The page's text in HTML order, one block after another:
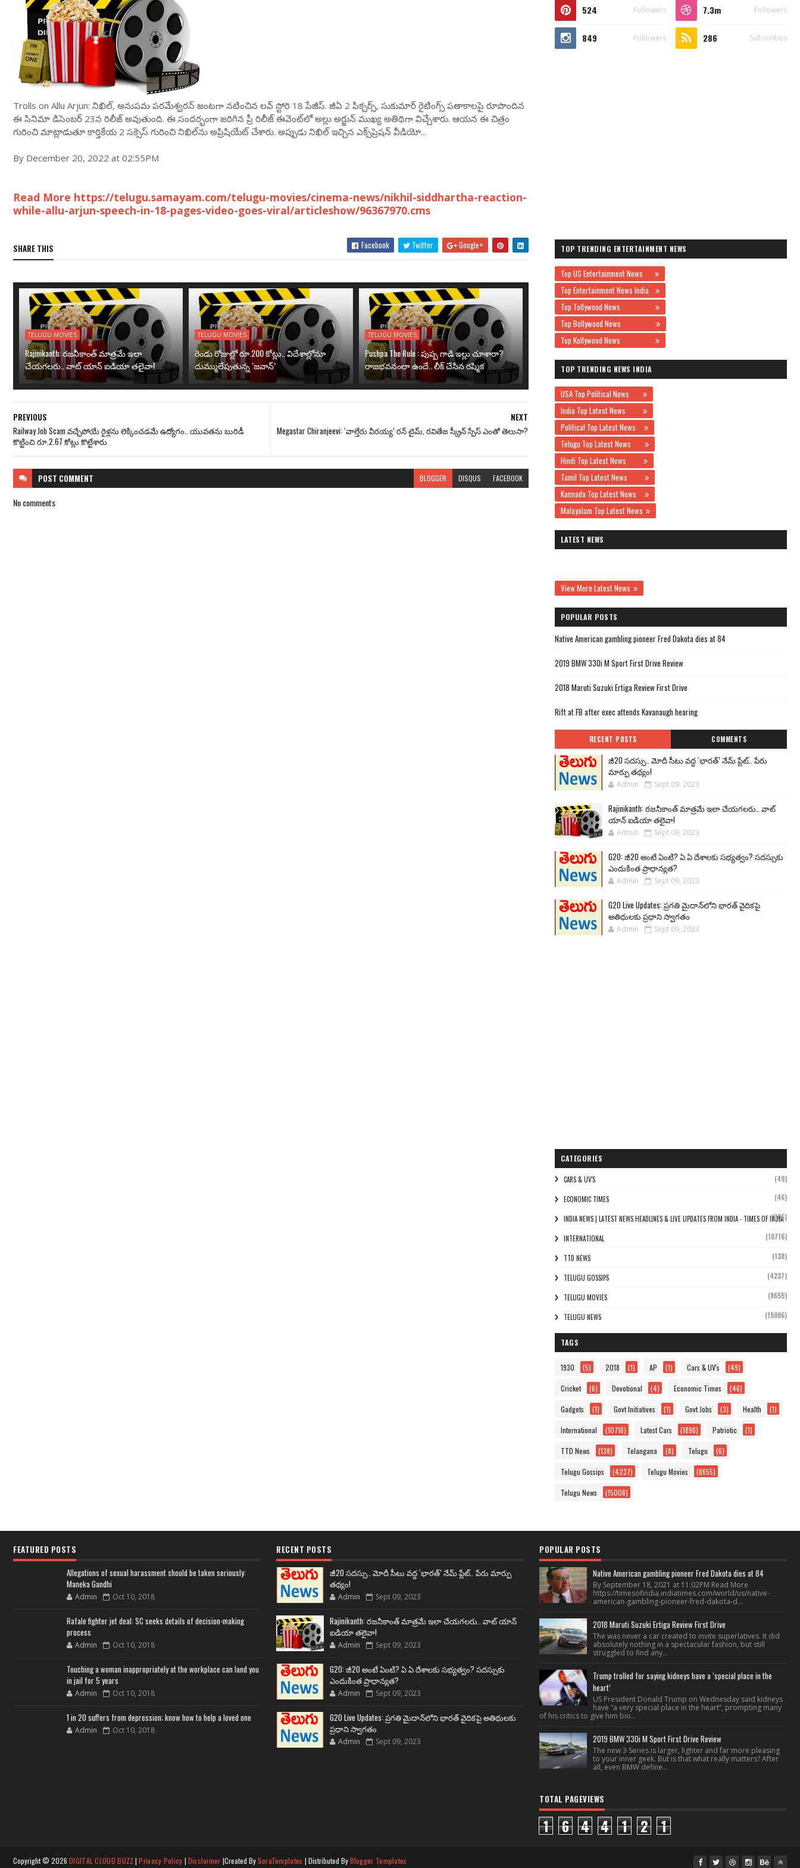
Trolls on Allu Arjun: నిఖిల్‌, అనుప‌మ ప‌ర‌మేశ్వ‌ర‌న్ జంట‌గా న‌టించిన ల‌వ్ స్టోరి 18 పేజీస్‌. జీఏ 2 పిక్చ‌ర్స్‌, సుకుమార్ రైటింగ్స్ ప‌తాకాల‌పై రూపొందిన
ఈ సినిమా డిసెంబ‌ర్ 23న రిలీజ్ అవుతుంది. ఈ సంద‌ర్భంగా జ‌రిగిన ప్రీ రిలీజ్ ఈవెంట్‌లో అల్లు అర్జున్ ముఖ్య అతిథిగా విచ్చేశారు. ఆయ‌న ఈ చిత్రం
గురించి మాట్లాడుతూ కార్తికేయ 2 స‌క్సెస్ గురించి నిఖిల్‌ను అప్రిషియేట్ చేశారు. అప్పుడు నిఖిల్ ఇచ్చిన ఎక్స్‌ప్రెష‌న్ వీడియో...
By December 20, 2022 at 02:55PM
Read More https://telugu.samayam.com/telugu-movies/cinema-news/nikhil-siddhartha-reaction-
while-allu-arjun-speech-in-18-pages-video-goes-viral/articleshow/96367970.cms
SHARE THIS Facebook Twitter Google+
TELUGU MOVIES
Rajinikanth: రజనీకాంత్ మాత్రమే ఇలా
చేయగలరు.. వాట్ యాన్ ఐడియా తలైవా!
TELUGU MOVIES
రెండు రోజుల్లో రూ.200 కోట్లు.. విదేశాల్లోనూ
దుమ్ములేపుతున్న ‘జవాన్’
TELUGU MOVIES
Pushpa The Rule : పుష్ప గాడి ఇల్లు చూశారా?
రాజభవనంలా ఉందే.. లీక్ చేసిన రష్మిక
NEXT
Megastar Chiranjeevi: ‘వాల్తేరు వీరయ్య’ రన్ టైమ్, రవితేజ స్క్రీన్ స్పేస్ ఎంతో తెలుసా?
PREVIOUS
Railway Job Scam వచ్చేపోయే రైళ్లను లెక్కించడమే ఉద్యోగం.. యువతను బురిడీ
కొట్టించి రూ.2.67 కోట్లు కొట్టేశారు
POST COMMENT BLOGGER DISQUS FACEBOOK
No comments
524 Followers 7.3m Followers
849 Followers 286 Subscribes
TOP TRENDING ENTERTAINMENT NEWS
Top US Entertainment News
Top Entertainment News India
Top Tollywood News
Top Bollywood News
Top Kollywood News
TOP TRENDING NEWS INDIA
USA Top Political News
India Top Latest News
Political Top Latest News
Telugu Top Latest News
Hindi Top Latest News
Tamil Top Latest News
Kannada Top Latest News
Malayalam Top Latest News
LATEST NEWS
View More Latest News
POPULAR POSTS
Native American gambling pioneer Fred Dakota dies at 84
2019 BMW 330i M Sport First Drive Review
2018 Maruti Suzuki Ertiga Review First Drive
Rift at FB after exec attends Kavanaugh hearing
RECENT POSTS COMMENTS
జీ20 సదస్సు.. మోదీ సీటు వద్ద ‘భారత్’ నేమ్ ప్లేట్‌.. పేరు
మార్పు తథ్యం!
Admin Sept 09, 2023
Rajinikanth: రజనీకాంత్ మాత్రమే ఇలా చేయగలరు.. వాట్
యాన్ ఐడియా తలైవా!
Admin Sept 09, 2023
G20: జీ20 అంటే ఏంటి? ఏ ఏ దేశాలకు సభ్యత్వం? సదస్సుకు
ఎందుకింత ప్రాధాన్యత?
Admin Sept 09, 2023
G20 Live Updates: ప్రగతి మైదాన్‌లోని భారత్ వైదికపై
అతిథులకు ప్రధాని స్వాగతం
Admin Sept 09, 2023
CATEGORIES
CARS & UV'S (49)
ECONOMIC TIMES (46)
INDIA NEWS | LATEST NEWS HEADLINES & LIVE UPDATES FROM INDIA - TIMES OF INDIA
(106)
INTERNATIONAL (10716)
TTD NEWS (138)
TELUGU GOSSIPS (4237)
TELUGU MOVIES (8655)
TELUGU NEWS (15006)
TAGS
1930 (5) 2018 (1) AP (1) Cars & UV's (49)
Cricket (6) Devotional (4) Economic Times (46)
Gadgets (1) Govt Initiatives (1) Govt Jobs (3) Health (1)
International (10716) Latest Cars (1896) Patriotic (1)
TTD News (138) Telangana (8) Telugu (6)
Telugu Gossips (4237) Telugu Movies (8655)
Telugu News (15006)
FEATURED POSTS
Allegations of sexual harassment should be taken seriously:
Maneka Gandhi
Admin Oct 10, 2018
Rafale fighter jet deal: SC seeks details of decision-making
process
Admin Oct 10, 2018
Touching a woman inappropriately at the workplace can land you
in jail for 5 years
Admin Oct 10, 2018
1 in 20 suffers from depression; know how to help a loved one
Admin Oct 10, 2018
RECENT POSTS
జీ20 సదస్సు.. మోదీ సీటు వద్ద ‘భారత్’ నేమ్ ప్లేట్‌.. పేరు మార్పు
తథ్యం!
Admin Sept 09, 2023
Rajinikanth: రజనీకాంత్ మాత్రమే ఇలా చేయగలరు.. వాట్ యాన్
ఐడియా తలైవా!
Admin Sept 09, 2023
G20: జీ20 అంటే ఏంటి? ఏ ఏ దేశాలకు సభ్యత్వం? సదస్సుకు
ఎందుకింత ప్రాధాన్యత?
Admin Sept 09, 2023
G20 Live Updates: ప్రగతి మైదాన్‌లోని భారత్ వైదికపై అతిథులకు
ప్రధాని స్వాగతం
Admin Sept 09, 2023
POPULAR POSTS
Native American gambling pioneer Fred Dakota dies at 84
By September 18, 2021 at 11:02PM Read More
https://timesofindia.indiatimes.com/world/us/native-
american-gambling-pioneer-fred-dakota-d...
2018 Maruti Suzuki Ertiga Review First Drive
The was never a car created to invite superlatives. It did
absolutely nothing in a spectacular fashion, but still
struggled to find any...
Trump trolled for saying kidneys have a ‘special place in the
heart’
US President Donald Trump on Wednesday said kidneys
have “a very special place in the heart”, prompting many
of his critics to give him bio...
2019 BMW 330i M Sport First Drive Review
The new 3 Series is larger, lighter and far more pleasing
to your inner geek. But is that what really matters? After
all, even BMW define...
TOTAL PAGEVIEWS
1 6 4 4 1 2 1
Copyright © 2026 DIGITAL CLOUD BUZZ|Privacy Policy | Disclaimer |Created BySoraTemplates | Distributed ByBlogger Templates